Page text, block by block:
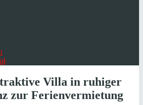
Villa in ruhiger
zur Ferienvermietung